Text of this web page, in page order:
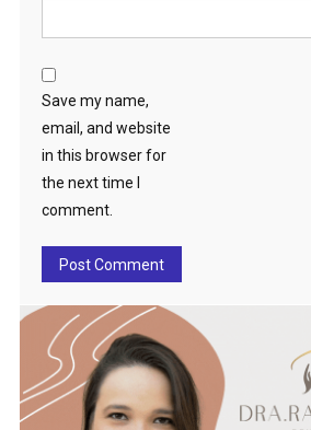
Save my name,
email, and website
in this browser for
the next time I
comment.